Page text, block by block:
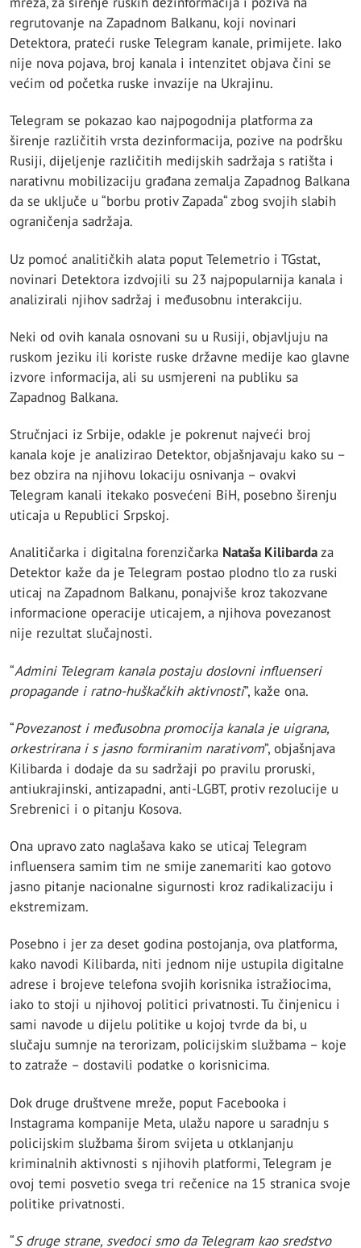
regrutovanje na Zapadnom Balkanu, koji novinari
Detektora, prateći ruske Telegram kanale, primijete. Iako
nije nova pojava, broj kanala i intenzitet objava čini se
većim od početka ruske invazije na Ukrajinu.
Telegram se pokazao kao najpogodnija platforma za
širenje različitih vrsta dezinformacija, pozive na podršku
Rusiji, dijeljenje različitih medijskih sadržaja s ratišta i
narativnu mobilizaciju građana zemalja Zapadnog Balkana
da se uključe u “borbu protiv Zapada“ zbog svojih slabih
ograničenja sadržaja.
Uz pomoć analitičkih alata poput Telemetrio i TGstat,
novinari Detektora izdvojili su 23 najpopularnija kanala i
analizirali njihov sadržaj i međusobnu interakciju.
Neki od ovih kanala osnovani su u Rusiji, objavljuju na
ruskom jeziku ili koriste ruske državne medije kao glavne
izvore informacija, ali su usmjereni na publiku sa
Zapadnog Balkana.
Stručnjaci iz Srbije, odakle je pokrenut najveći broj
kanala koje je analizirao Detektor, objašnjavaju kako su –
bez obzira na njihovu lokaciju osnivanja – ovakvi
Telegram kanali itekako posvećeni BiH, posebno širenju
uticaja u Republici Srpskoj.
Analitičarka i digitalna forenzičarka Nataša Kilibardaza
Detektor kaže da je Telegram postao plodno tlo za ruski
uticaj na Zapadnom Balkanu, ponajviše kroz takozvane
informacione operacije uticajem, a njihova povezanost
nije rezultat slučajnosti.
“Admini Telegram kanala postaju doslovni influenseri
propagande i ratno-huškačkih aktivnosti”, kaže ona.
“Povezanost i međusobna promocija kanala je uigrana,
orkestrirana i s jasno formiranim narativom”, objašnjava
Kilibarda i dodaje da su sadržaji po pravilu proruski,
antiukrajinski, antizapadni, anti-LGBT, protiv rezolucije u
Srebrenici i o pitanju Kosova.
Ona upravo zato naglašava kako se uticaj Telegram
influensera samim tim ne smije zanemariti kao gotovo
jasno pitanje nacionalne sigurnosti kroz radikalizaciju i
ekstremizam.
Posebno i jer za deset godina postojanja, ova platforma,
kako navodi Kilibarda, niti jednom nije ustupila digitalne
adrese i brojeve telefona svojih korisnika istražiocima,
iako to stoji u njihovoj politici privatnosti. Tu činjenicu i
sami navode u dijelu politike u kojoj tvrde da bi, u
slučaju sumnje na terorizam, policijskim službama – koje
to zatraže – dostavili podatke o korisnicima.
Dok druge društvene mreže, poput Facebooka i
Instagrama kompanije Meta, ulažu napore u saradnju s
policijskim službama širom svijeta u otklanjanju
kriminalnih aktivnosti s njihovih platformi, Telegram je
ovoj temi posvetio svega tri rečenice na 15 stranica svoje
politike privatnosti.
“S druge strane, svedoci smo da Telegram kao sredstvo